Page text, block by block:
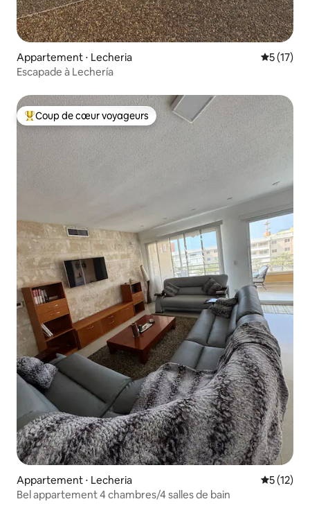
Appartement ⋅ Lecheria
5 (17)
Escapade à Lechería
Coups de cœur voyageurs les plus appréciés
Coup de cœur voyageurs
Appartement ⋅ Lecheria
5 (12)
Bel appartement 4 chambres/4 salles de bain